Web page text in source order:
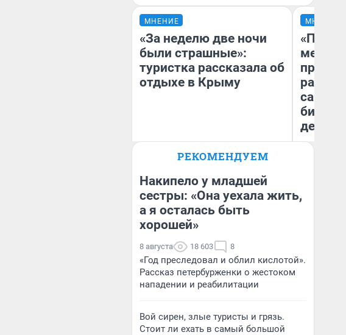
МНЕНИЕ
«За неделю две ночи
были страшные»:
туристка рассказала об
отдыхе в Крыму
Александра Исмайлова
редактора 63.RU
МНЕНИЕ
самом
РЕКОМЕНДУЕМ
Накипело у младшей
сестры: «Она уехала жить,
а я осталась быть
хорошей»
8 августа 18 603 8
«Год преследовал и облил кислотой».
Рассказ петербурженки о жестоком
нападении и реабилитации
Вой сирен, злые туристы и грязь.
Стоит ли ехать в самый большой